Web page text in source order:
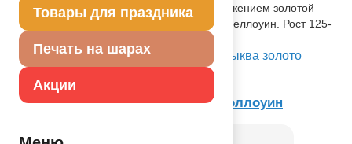
Товары для праздника
Печать на шарах
Акции
Черная карнавальная накидка с изображением золотой
тыквы станет прекрасным нарядом на Хеллоуин. Рост 125-
Посмотреть Накидка дет HWN черн Тыква золото
80смG на Портале оптовых закупок
Товар из коллекцииВечеринка Хэллоуин